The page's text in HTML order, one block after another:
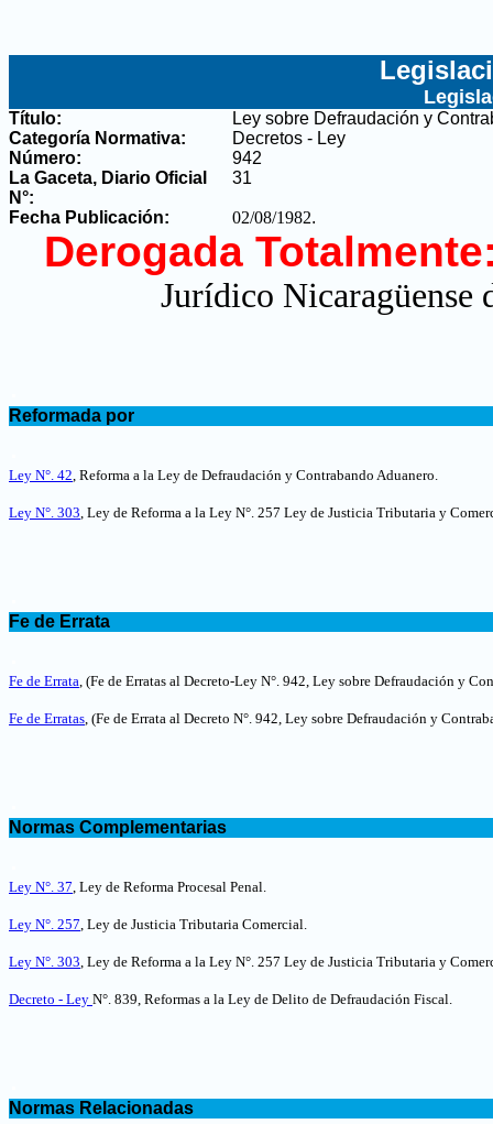
Título:
Ley sobre Defraudación y
Categoría Normativa:
Decretos - Ley
Número:
942
La Gaceta, Diario Oficial
N°:
31
Fecha Publicación: 02/08/1982.
Derogada
Jurídico Nicaragüense
Reformada por
Ley N°. 42, Reforma a la Ley de Defraudación y Contrabando Aduanero.
Ley N°. 303, Ley de Reforma a la Ley N°. 257 Ley de Justicia Tributaria y
Fe de Errata
Fe de Errata, (Fe de Erratas al Decreto-Ley N°. 942, Ley sobre Defraudación y
Fe de Erratas, (Fe de Errata al Decreto N°. 942, Ley sobre Defraudación y
Normas Complementarias
Ley N°. 37, Ley de Reforma Procesal Penal.
Ley N°. 257, Ley de Justicia Tributaria Comercial.
Ley N°. 303, Ley de Reforma a la Ley N°. 257 Ley de Justicia Tributaria y
Decreto - Ley N°. 839, Reformas a la Ley de Delito de Defraudación Fiscal.
Normas Relacionadas